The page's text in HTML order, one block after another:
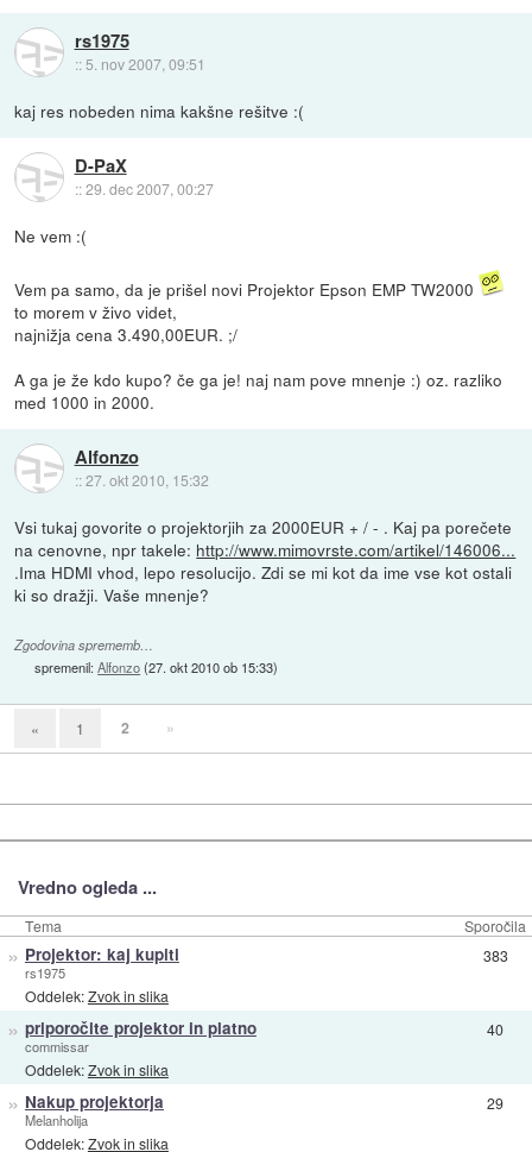
rs1975
:: 5. nov 2007, 09:51
kaj res nobeden nima kakšne rešitve :(
D-PaX
::29. dec 2007, 00:27
Ne vem :(
Vem pa samo, da je prišel novi Projektor Epson EMP TW2000
to morem v živo videt,
najnižja cena 3.490,00EUR. ;/
A ga je že kdo kupo? če ga je! naj nam pove mnenje :) oz. razliko
med 1000 in 2000.
Alfonzo
::27. okt 2010, 15:32
Vsi tukaj govorite o projektorjih za 2000EUR + / - . Kaj pa porečete
na cenovne, npr takele: http://www.mimovrste.com/artikel/146006...
.Ima HDMI vhod, lepo resolucijo. Zdi se mi kot da ime vse kot ostali
ki so dražji. Vaše mnenje?
Zgodovina sprememb…
spremenil:Alfonzo(27. okt 2010 ob 15:33)
« 1 2 »
Vredno ogleda ...
Tema Sporočila
» Projektor: kaj kupiti
rs1975
Oddelek:Zvok in slika
383
» priporočite projektor in platno
commissar
Oddelek:Zvok in slika
40
» Nakup projektorja
Melanholija
Oddelek:Zvok in slika
29